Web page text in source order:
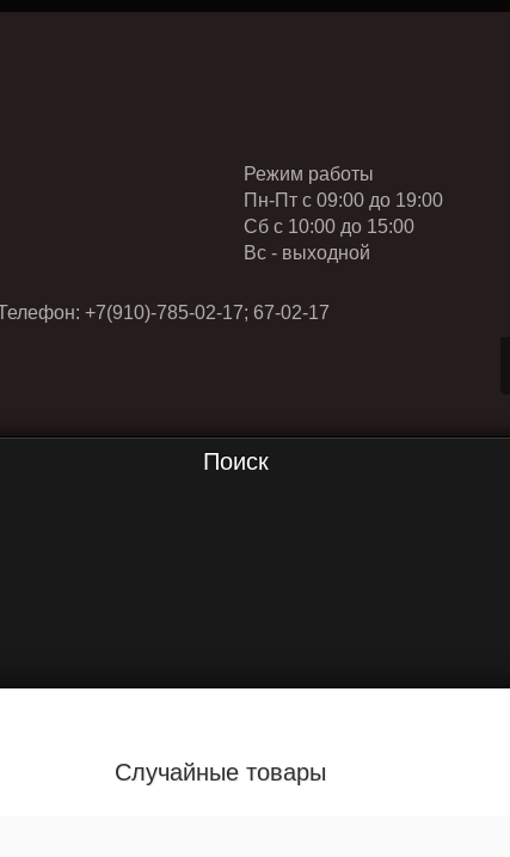
Режим работы
Пн-Пт с 09:00 до 19:00
Cб с 10:00 до 15:00
Вс - выходной
+7(910)-785-02-17; 67-02-17
Поиск
Случайные товары